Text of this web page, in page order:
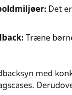
Det
Træne
med